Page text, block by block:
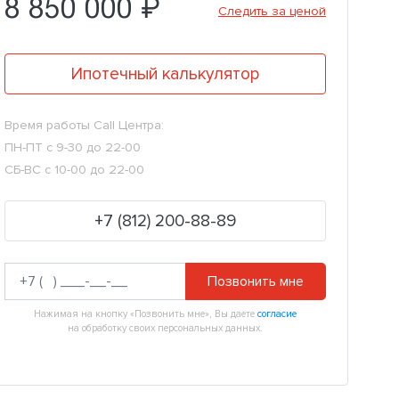
8 850 000 ₽ Следить за ценой
Ипотечный калькулятор
Время работы Call Центра:
ПН-ПТ с 9-30 до 22-00
СБ-ВС с 10-00 до 22-00
+7 (812) 200-88-89
Позвонить мне
Нажимая на кнопку «Позвонить мне», Вы даете согласие
на обработку своих персональных данных.